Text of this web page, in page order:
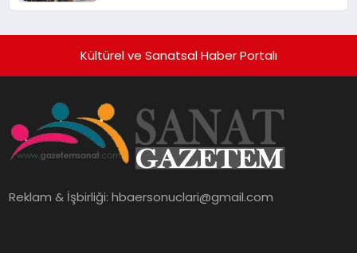
Kültürel ve Sanatsal Haber Portalı
Reklam & İşbirliği:hbaersonuclari@gmail.com